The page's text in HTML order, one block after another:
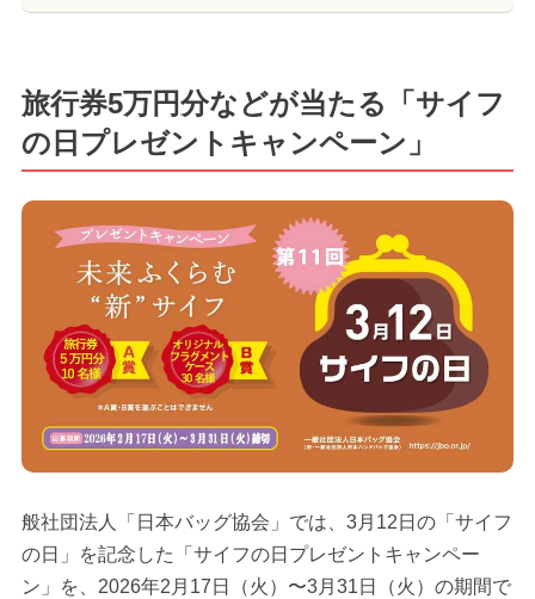
旅行券5万円分などが当たる「サイフ
の日プレゼントキャンペーン」
般社団法人「日本バッグ協会」では、3月12日の「サイフ
の日」を記念した「サイフの日プレゼントキャンペー
ン」を、2026年2月17日（火）〜3月31日（火）の期間で